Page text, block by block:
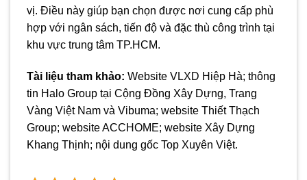
vị. Điều này giúp bạn chọn được nơi cung cấp phù
hợp với ngân sách, tiến độ và đặc thù công trình tại
khu vực trung tâm TP.HCM.
Tài liệu tham khảo: Website VLXD Hiệp Hà; thông
tin Halo Group tại Cộng Đồng Xây Dựng, Trang
Vàng Việt Nam và Vibuma; website Thiết Thạch
Group; website ACCHOME; website Xây Dựng
Khang Thịnh; nội dung gốc Top Xuyên Việt.